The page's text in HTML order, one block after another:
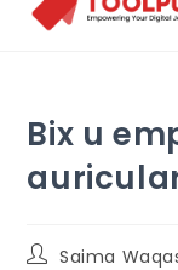
Bix u
Saima